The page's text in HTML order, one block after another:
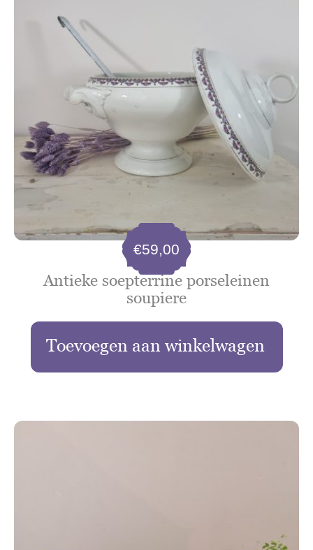
Antieke soepterrine porseleinen
soupiere
€59,00
Toevoegen aan winkelwagen